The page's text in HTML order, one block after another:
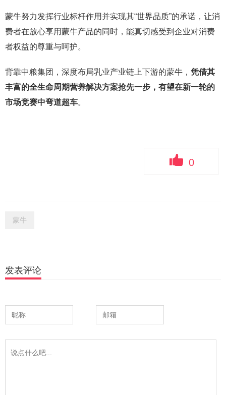
蒙牛努力发挥行业标杆作用并实现其“世界品质”的承诺，让消
费者在放心享用蒙牛产品的同时，能真切感受到企业对消费
者权益的尊重与呵护。
背靠中粮集团，深度布局乳业产业链上下游的蒙牛， 凭借其
丰富的全生命周期营养解决方案抢先一步，有望在新一轮的
市场竞赛中弯道超车。
0
蒙牛
发表评论